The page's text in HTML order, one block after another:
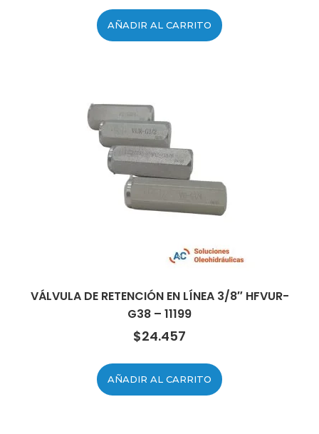
AÑADIR AL CARRITO
VÁLVULA DE RETENCIÓN EN LÍNEA 3/8″ HFVUR-
G38 – 11199
$24.457
AÑADIR AL CARRITO